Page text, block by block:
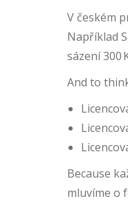
V českém
Například
sázení 300
And to
Because
mluvíme o